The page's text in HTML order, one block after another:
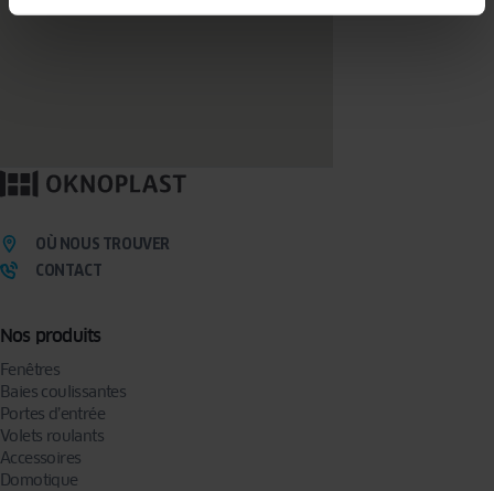
Nos produits
Fenêtres
Baies coulissantes
Portes d’entrée
Volets roulants
Accessoires
Domotique
OÙ NOUS TROUVER
CONTACT